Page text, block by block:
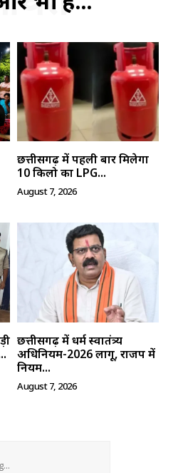
छत्तीसगढ़ में पहली बार मिलेगा
10 किलो का LPG...
August 7, 2026
छत्तीसगढ़ में धर्म स्वातंत्र्य
अधिनियम-2026 लागू, राजपत्र में
नियम...
August 7, 2026